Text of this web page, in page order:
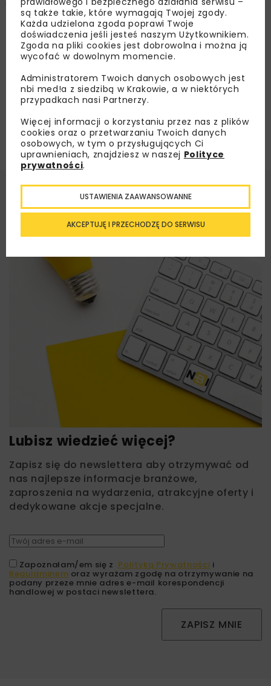
Wałcza w ciągu DK22
Załaduj więcej...
Lubisz wiedzieć więcej?
Zapisz się do newslettera aby otrzymywać od
nas najlepsze informacje branżowe,
zaproszenia na wydarzenia, atrakcyjne oferty i
dedykowane akcje specjalne.
Zapoznałam/em się z Polityką Prywatności i
Regulaminem oraz wyrażam zgodę na otrzymywanie na
podany przeze mnie adres e-mail korespondencji
handlowej w postaci newslettera.
ZAPISZ MNIE
są także takie, które wymagają Twojej zgody.
Każda udzielona zgoda poprawi Twoje
doświadczenia jeśli jesteś naszym Użytkownikiem.
Zgoda na pliki cookies jest dobrowolna i można ją
wycofać w dowolnym momencie.
Administratorem Twoich danych osobowych jest
nbi med!a z siedzibą w Krakowie, a w niektórych
przypadkach nasi Partnerzy.
Więcej informacji o korzystaniu przez nas z plików
cookies oraz o przetwarzaniu Twoich danych
osobowych, w tym o przysługujących Ci
uprawnieniach, znajdziesz w naszej Polityce
prywatności.
AKCEPTUJĘ I PRZECHODZĘ DO SERWISU
USTAWIENIA ZAAWANSOWANNE